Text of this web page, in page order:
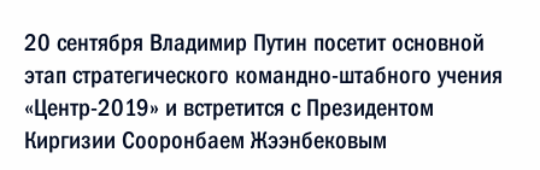
20 сентября Владимир Путин посетит основной
этап стратегического командно-штабного учения
«Центр-2019» и встретится с Президентом
Киргизии Сооронбаем Жээнбековым